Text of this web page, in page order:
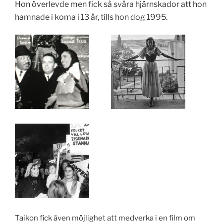
Hon överlevde men fick så svåra hjärnskador att hon
hamnade i koma i 13 år, tills hon dog 1995.
Taikon fick även möjlighet att medverka i en film om